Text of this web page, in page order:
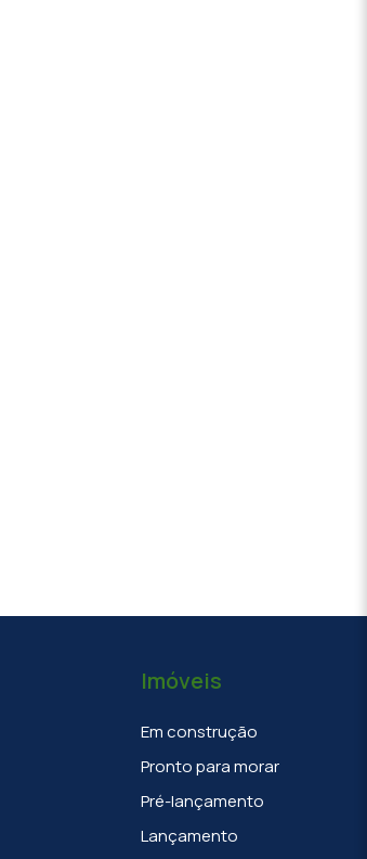
Imóveis
Em construção
Pronto para morar
Pré-lançamento
Lançamento